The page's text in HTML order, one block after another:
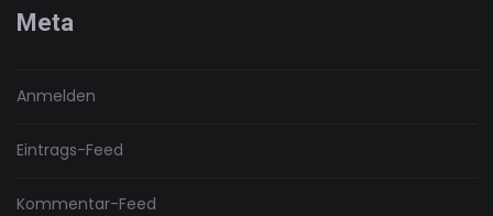
Meta
Anmelden
Eintrags-Feed
Kommentar-Feed